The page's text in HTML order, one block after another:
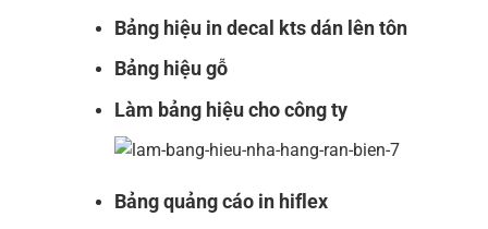
Bảng hiệu in decal kts dán lên tôn
Bảng hiệu gỗ
Làm bảng hiệu cho công ty
Bảng quảng cáo in hiflex